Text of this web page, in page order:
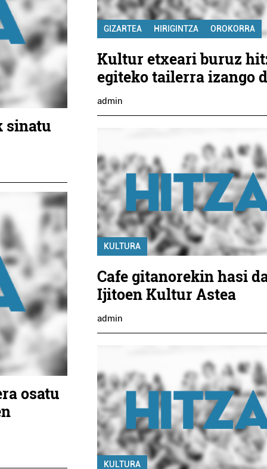
sinatu
osatu
GIZARTEA HIRIGINTZA OROKORRA
Kultur etxeari buruz
egiteko tailerra izango
admin
KULTURA
Cafe gitanorekin hasi
Ijitoen Kultur Astea
admin
KULTURA
Ikastetxeak Ostalaritza